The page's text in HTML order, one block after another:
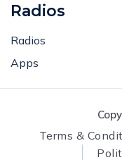
Radios
Radios
Apps
Terms &